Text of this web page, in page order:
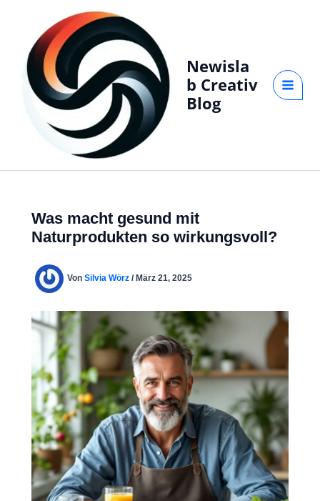
springen
Newisla
b Creativ
Blog
Was macht gesund mit
Naturprodukten so wirkungsvoll?
Von Silvia Wörz / März 21, 2025